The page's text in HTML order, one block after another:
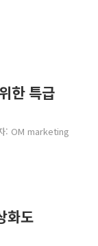
한 특급
: OM marketing
화도